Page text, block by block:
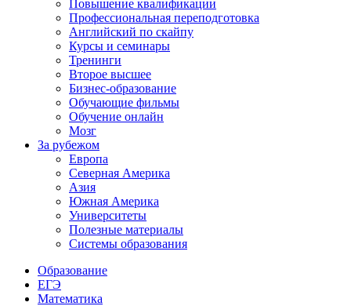
Повышение квалификации
Профессиональная переподготовка
Английский по скайпу
Курсы и семинары
Тренинги
Второе высшее
Бизнес-образование
Обучающие фильмы
Обучение онлайн
Мозг
За рубежом
Европа
Северная Америка
Азия
Южная Америка
Университеты
Полезные материалы
Системы образования
Образование
ЕГЭ
Математика